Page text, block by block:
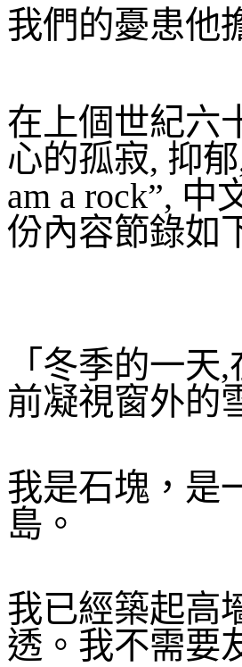
我們的憂患他
在上個世紀六
心的孤寂, 抑郁
am a rock”, 中
份內容節錄如
「冬季的一天,
前凝視窗外的
我是石塊，是
島。
我已經築起高
透。我不需要